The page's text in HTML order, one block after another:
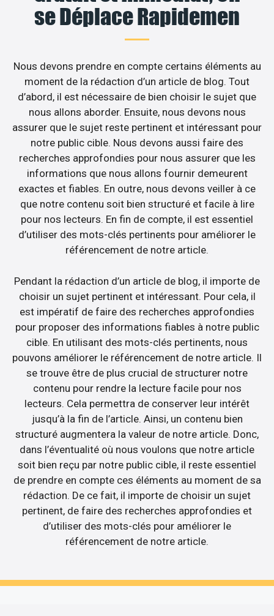
se Déplace Rapidemen
Nous devons prendre en compte certains éléments au
moment de la rédaction d’un article de blog. Tout
d’abord, il est nécessaire de bien choisir le sujet que
nous allons aborder. Ensuite, nous devons nous
assurer que le sujet reste pertinent et intéressant pour
notre public cible. Nous devons aussi faire des
recherches approfondies pour nous assurer que les
informations que nous allons fournir demeurent
exactes et fiables. En outre, nous devons veiller à ce
que notre contenu soit bien structuré et facile à lire
pour nos lecteurs. En fin de compte, il est essentiel
d’utiliser des mots-clés pertinents pour améliorer le
référencement de notre article.
Pendant la rédaction d’un article de blog, il importe de
choisir un sujet pertinent et intéressant. Pour cela, il
est impératif de faire des recherches approfondies
pour proposer des informations fiables à notre public
cible. En utilisant des mots-clés pertinents, nous
pouvons améliorer le référencement de notre article. Il
se trouve être de plus crucial de structurer notre
contenu pour rendre la lecture facile pour nos
lecteurs. Cela permettra de conserver leur intérêt
jusqu’à la fin de l’article. Ainsi, un contenu bien
structuré augmentera la valeur de notre article. Donc,
dans l’éventualité où nous voulons que notre article
soit bien reçu par notre public cible, il reste essentiel
de prendre en compte ces éléments au moment de sa
rédaction. De ce fait, il importe de choisir un sujet
pertinent, de faire des recherches approfondies et
d’utiliser des mots-clés pour améliorer le
référencement de notre article.